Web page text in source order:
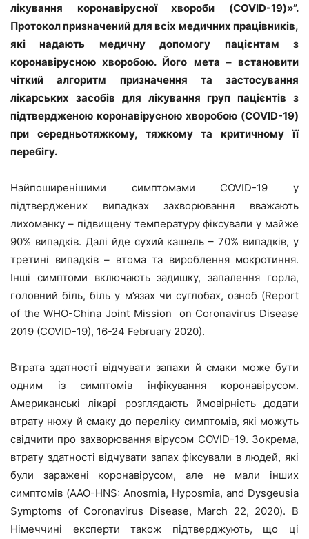
лікування коронавірусної хвороби (COVID-19)»”.
Протокол призначений для всіх медичних працівників,
які надають медичну допомогу пацієнтам з
коронавірусною хворобою. Його мета – встановити
чіткий алгоритм призначення та застосування
лікарських засобів для лікування груп пацієнтів з
підтвердженою коронавірусною хворобою (COVID-19)
при середньотяжкому, тяжкому та критичному її
перебігу.
Найпоширенішими симптомами COVID-19 у
підтверджених випадках захворювання вважають
лихоманку – підвищену температуру фіксували у майже
90% випадків. Далі йде сухий кашель – 70% випадків, у
третині випадків – втома та вироблення мокротиння.
Інші симптоми включають задишку, запалення горла,
головний біль, біль у м’язах чи суглобах, озноб (Report
of the WHO-China Joint Mission on Coronavirus Disease
2019 (COVID-19), 16-24 February 2020).
Втрата здатності відчувати запахи й смаки може бути
одним із симптомів інфікування коронавірусом.
Американські лікарі розглядають ймовірність додати
втрату нюху й смаку до переліку симптомів, які можуть
свідчити про захворювання вірусом COVID-19. Зокрема,
втрату здатності відчувати запах фіксували в людей, які
були заражені коронавірусом, але не мали інших
симптомів (AAO-HNS: Anosmia, Hyposmia, and Dysgeusia
Symptoms of Coronavirus Disease, March 22, 2020). В
Німеччині експерти також підтверджують, що ці